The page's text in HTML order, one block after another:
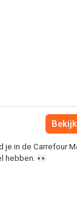
je in de Carrefour
hebben. 👀